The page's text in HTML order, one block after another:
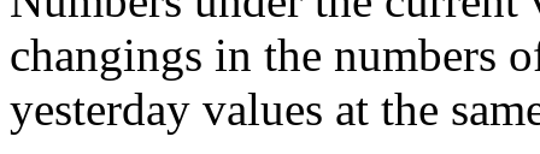
changings in the numbers
yesterday values at the